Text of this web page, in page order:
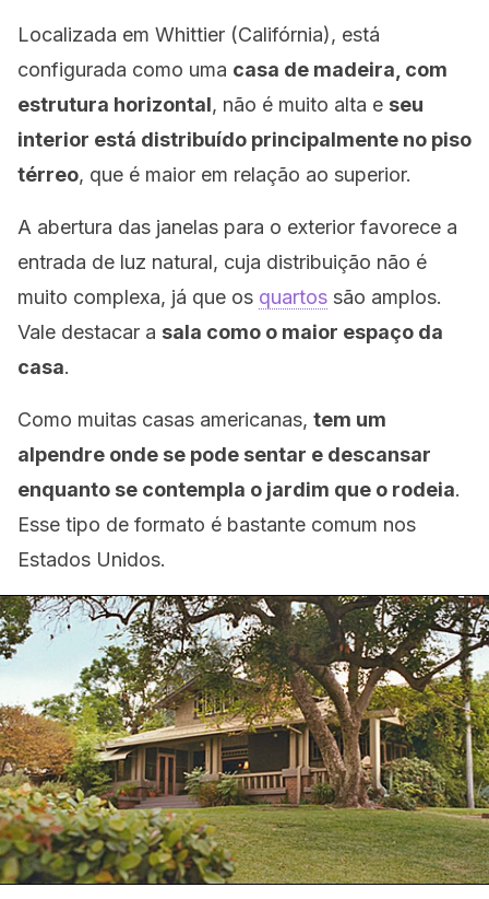
Localizada em Whittier (Califórnia), está
configurada como uma casa de madeira, com
estrutura horizontal, não é muito alta e seu
interior está distribuído principalmente no piso
térreo, que é maior em relação ao superior.
A abertura das janelas para o exterior favorece a
entrada de luz natural, cuja distribuição não é
muito complexa, já que os quartos são amplos.
Vale destacar a sala como o maior espaço da
casa.
Como muitas casas americanas, tem um
alpendre onde se pode sentar e descansar
enquanto se contempla o jardim que o rodeia.
Esse tipo de formato é bastante comum nos
Estados Unidos.